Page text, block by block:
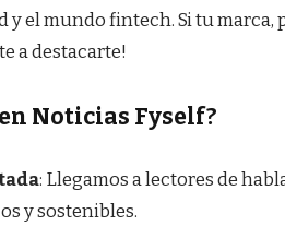
el mundo fintech. Si tu marca,
a destacarte!
Noticias Fyself?
: Llegamos a lectores de
y sostenibles.